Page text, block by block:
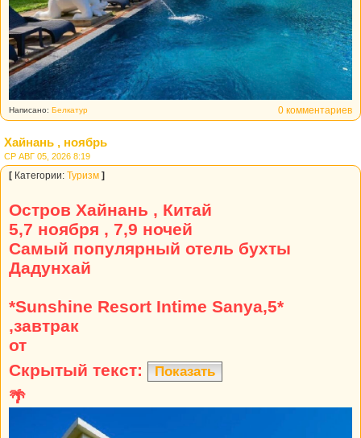
0 комментариев
Написано: Белкатур
Хайнань , ноябрь
СР АВГ 05, 2026 8:19
[ Категории: Туризм ]
Остров Хайнань , Китай
5,7 ноября , 7,9 ночей
Самый популярный отель бухты
Дадунхай
*Sunshine Resort Intime Sanya,5*
,завтрак
от
Скрытый текст:
Показать
🌴